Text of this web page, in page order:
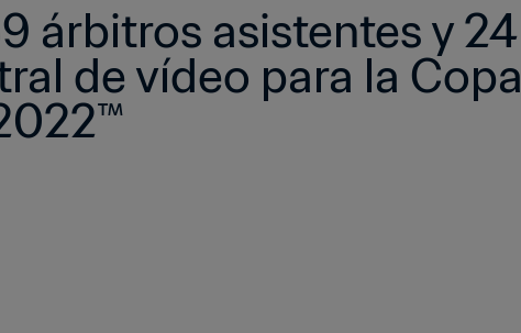
árbitros asistentes y 24
de vídeo para la Copa